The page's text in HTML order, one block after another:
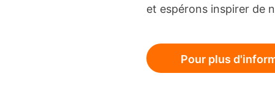
et espérons inspirer de
Pour plus